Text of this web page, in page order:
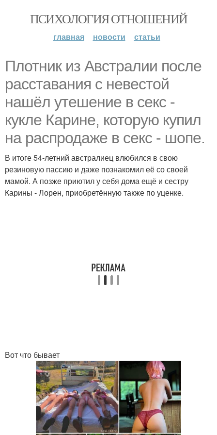
ПСИХОЛОГИЯ ОТНОШЕНИЙ
главная новости статьи
Плотник из Австралии после
расставания с невестой
нашёл утешение в секс -
кукле Карине, которую купил
на распродаже в секс - шопе.
В итоге 54-летний австралиец влюбился в свою
резиновую пассию и даже познакомил её со своей
мамой. А позже приютил у себя дома ещё и сестру
Карины - Лорен, приобретённую также по уценке.
Вот что бывает